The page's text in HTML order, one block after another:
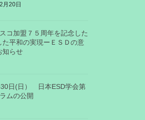
月20日
コ加盟７５周年を記念した
平和の実現ーＥＳＤの意
知らせ
日(日） 日本ESD学会第
ムの公開